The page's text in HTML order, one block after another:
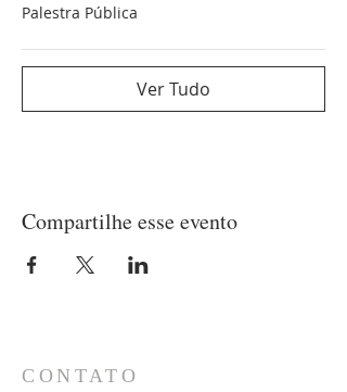
Palestra Pública
Ver Tudo
Compartilhe esse evento
CONTATO